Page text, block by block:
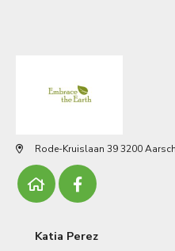
Rode-Kruislaan 39 3200
Katia Perez